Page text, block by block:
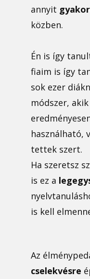
annyit
közben.
Én is így
fiaim is így
sok ezer
módszer,
használható,
tettek szert.
Ha szeretsz
is ez a
is kell
Az
cselekvésre